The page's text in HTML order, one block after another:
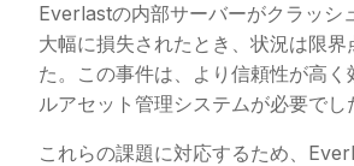
Everlastの内部サーバーがクラッシ
大幅に損失されたとき、状況は限界
た。この事件は、より信頼性が高く
ルアセット管理システムが必要でし
これらの課題に対応するため、